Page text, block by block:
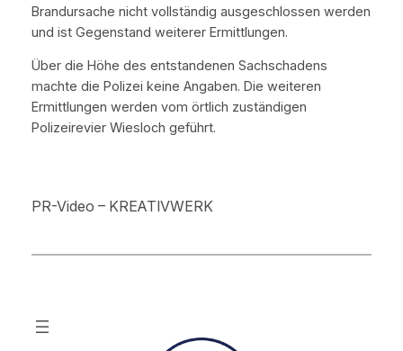
Brandursache nicht vollständig ausgeschlossen werden
und ist Gegenstand weiterer Ermittlungen.
Über die Höhe des entstandenen Sachschadens
machte die Polizei keine Angaben. Die weiteren
Ermittlungen werden vom örtlich zuständigen
Polizeirevier Wiesloch geführt.
PR-Video – KREATIVWERK